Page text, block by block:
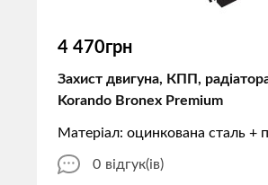
4 470грн
Захист двигуна, КПП,
Korando Bronex Premium
Матеріал: оцинкована сталь +
0 відгук(ів)